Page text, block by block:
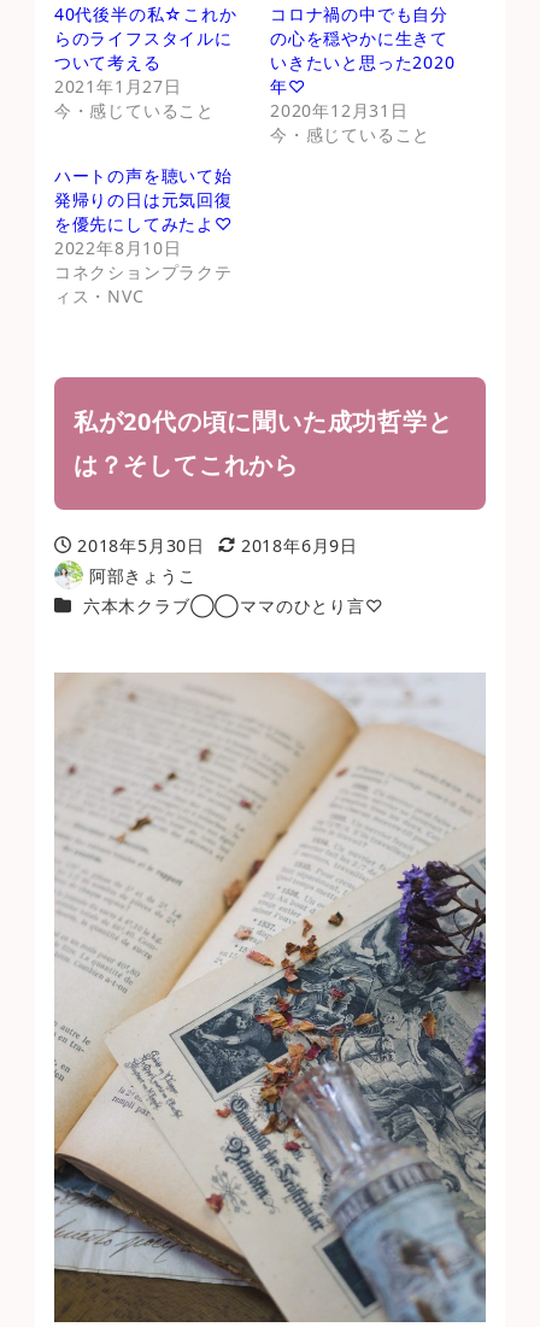
40代後半の私☆これか
らのライフスタイルに
ついて考える
2021年1月27日
今・感じていること
コロナ禍の中でも自分
の心を穏やかに生きて
いきたいと思った2020
年♡
2020年12月31日
今・感じていること
ハートの声を聴いて始
発帰りの日は元気回復
を優先にしてみたよ♡
2022年8月10日
コネクションプラクテ
ィス・NVC
私が20代の頃に聞いた成功哲学と
は？そしてこれから
投稿日
2018年5月30日
更新日
2018年6月9日
著
者
阿部きょうこ
カテゴリー
六本木クラブ◯◯ママのひとり言♡